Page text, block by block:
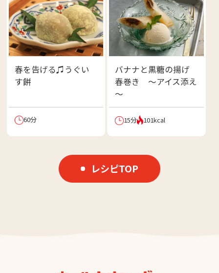
春を告げる♫うぐい
す餅
60分
バナナと黒糖の揚げ
春巻き ～アイス添え
～
15分 101kcal
レシピTOP